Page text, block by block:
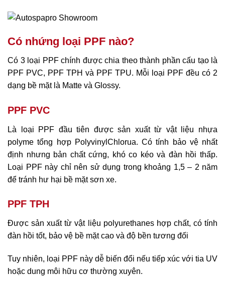
Có nhứng loại PPF nào?
Có 3 loại PPF chính được chia theo thành phần cấu tạo là
PPF PVC, PPF TPH và PPF TPU. Mỗi loại PPF đều có 2
dạng bề mặt là Matte và Glossy.
PPF PVC
Là loại PPF đầu tiên được sản xuất từ vật liệu nhựa
polyme tổng hợp PolyvinylChlorua. Có tính bảo vệ nhất
định nhưng bản chất cứng, khó co kéo và đàn hồi thấp.
Loại PPF này chỉ nên sử dụng trong khoảng 1,5 – 2 năm
để tránh hư hại bề mặt sơn xe.
PPF TPH
Được sản xuất từ vật liệu polyurethanes hợp chất, có tính
đàn hồi tốt, bảo vệ bề mặt cao và độ bền tương đối
Tuy nhiên, loại PPF này dễ biến đổi nếu tiếp xúc với tia UV
hoặc dung môi hữu cơ thường xuyên.